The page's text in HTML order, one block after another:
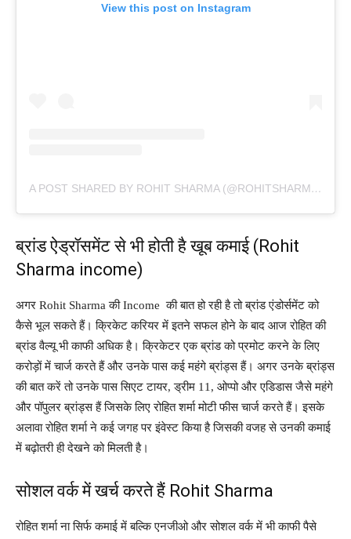
View this post on Instagram
A POST SHARED BY ROHIT SHARMA (@ROHITSHARMA45)
ब्रांड ऐड्रॉसमेंट से भी होती है खूब कमाई (Rohit
Sharma income)
अगर Rohit Sharma की Income की बात हो रही है तो ब्रांड एंडोर्समेंट को
कैसे भूल सकते हैं। क्रिकेट करियर में इतने सफल होने के बाद आज रोहित की
ब्रांड वैल्यू भी काफी अधिक है। क्रिकेटर एक ब्रांड को प्रमोट करने के लिए
करोड़ों में चार्ज करते हैं और उनके पास कई महंगे ब्रांड्स हैं। अगर उनके ब्रांड्स
की बात करें तो उनके पास सिएट टायर, ड्रीम 11, ओप्पो और एडिडास जैसे महंगे
और पॉपुलर ब्रांड्स हैं जिसके लिए रोहित शर्मा मोटी फीस चार्ज करते हैं। इसके
अलावा रोहित शर्मा ने कई जगह पर इंवेस्ट किया है जिसकी वजह से उनकी कमाई
में बढ़ोतरी ही देखने को मिलती है।
सोशल वर्क में खर्च करते हैं Rohit Sharma
रोहित शर्मा ना सिर्फ कमाई में बल्कि एनजीओ और सोशल वर्क में भी काफी पैसे